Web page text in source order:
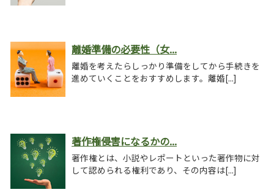
離婚準備の必要性（女...
離婚を考えたらしっかり準備をしてから手続きを
進めていくことをおすすめします。離婚[...]
著作権侵害になるかの...
著作権とは、小説やレポートといった著作物に対
して認められる権利であり、その内容は[...]